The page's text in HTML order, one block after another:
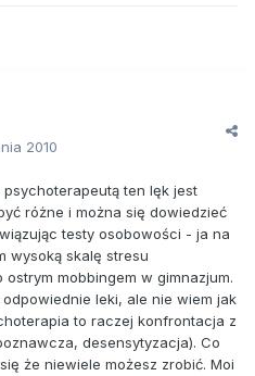
2010
psychoterapeutą ten lęk jest
różne i można się dowiedzieć
testy osobowości - ja na
wysoką skalę stresu
mobbingem w gimnazjum.
leki, ale nie wiem jak
to raczej konfrontacja z
desensytyzacja). Co
że niewiele możesz zrobić. Moi